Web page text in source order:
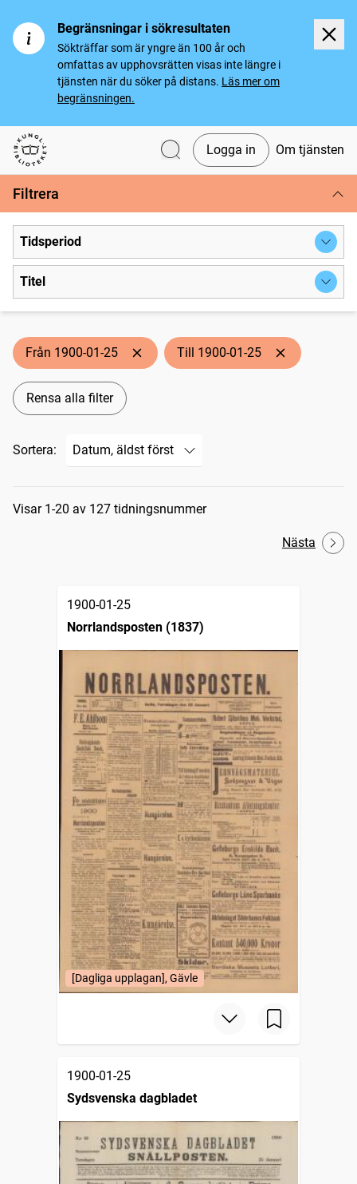
Begränsningar i sökresultaten
Sökträffar som är yngre än 100 år och
omfattas av upphovsrätten visas inte längre i
tjänsten när du söker på distans. Läs mer om
begränsningen.
Svenska tidningar
Logga in Om tjänsten
Filtrera
Tidsperiod
Titel
Från 1900-01-25 Till 1900-01-25
Rensa alla filter
Sortera:
Sökresultat
Visar 1-20 av 127 tidningsnummer
Nästa
1900-01-25
Norrlandsposten (1837)
[Dagliga upplagan], Gävle
1900-01-25
Sydsvenska dagbladet